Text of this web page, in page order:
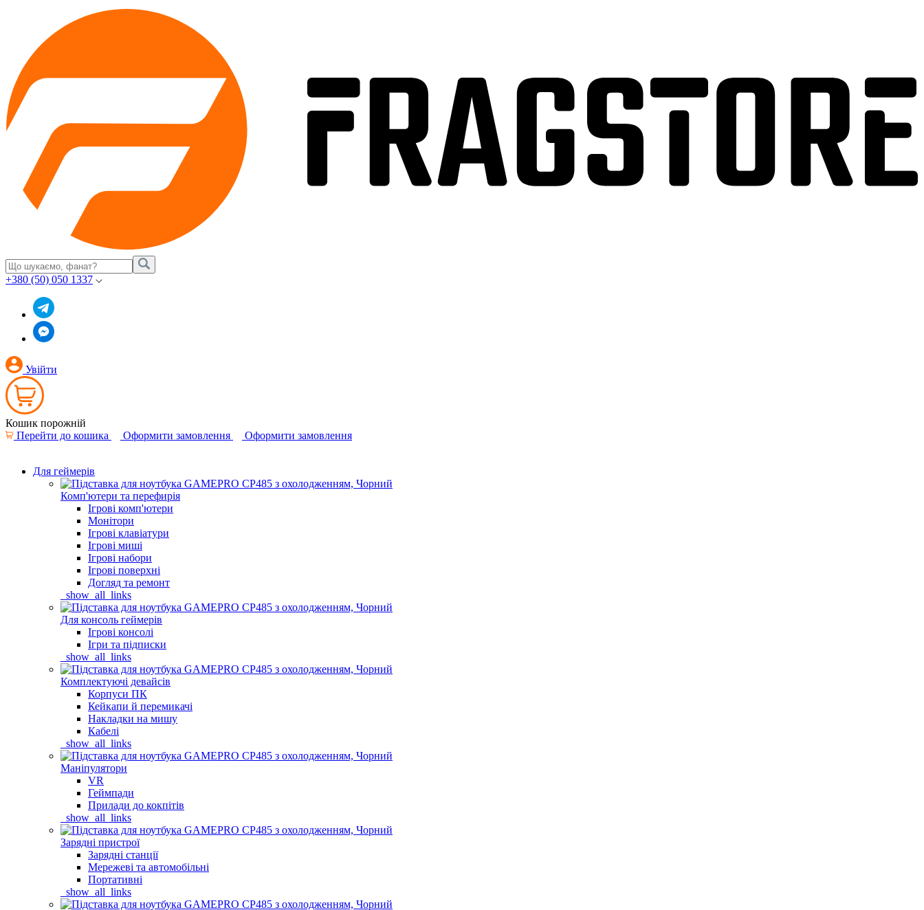
+380 (50) 050 1337
Увійти
Кошик порожній
Перейти до кошика
Оформити замовлення Оформити замовлення
Для геймерів
Комп'ютери та перефирія
Ігрові комп'ютери
Монітори
Ігрові клавіатури
Ігрові миші
Ігрові набори
Ігрові поверхні
Догляд та ремонт
_show_all_links
Для консоль геймерів
Ігрові консолі
Ігри та підписки
_show_all_links
Комплектуючі девайсів
Корпуси ПК
Кейкапи й перемикачі
Накладки на мишу
Кабелі
_show_all_links
Маніпулятори
VR
Геймпади
Прилади до кокпітів
_show_all_links
Зарядні пристрої
Зарядні станції
Мережеві та автомобільні
Портативні
_show_all_links